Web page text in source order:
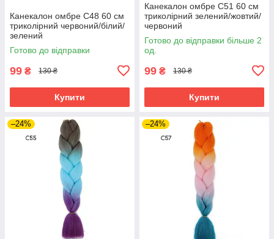
Канекалон омбре C48 60 см
триколірний червоний/білий/
зелений
Готово до відправки
99 ₴ 130 ₴
Купити
Канекалон омбре C51 60 см
триколірний зелений/жовтий/
червоний
Готово до відправки більше 2
од.
99 ₴ 130 ₴
Купити
–24% –24%